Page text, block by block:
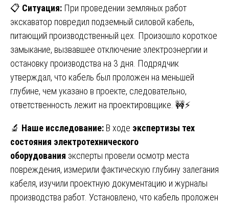
📋 Ситуация: При проведении земляных работ
экскаватор повредил подземный силовой кабель,
питающий производственный цех. Произошло короткое
замыкание, вызвавшее отключение электроэнергии и
остановку производства на 3 дня. Подрядчик
утверждал, что кабель был проложен на меньшей
глубине, чем указано в проекте, следовательно,
ответственность лежит на проектировщике. 🚧⚡
🔬 Наше исследование: В ходе экспертизы тех
состояния электротехнического
оборудования эксперты провели осмотр места
повреждения, измерили фактическую глубину залегания
кабеля, изучили проектную документацию и журналы
производства работ. Установлено, что кабель проложен